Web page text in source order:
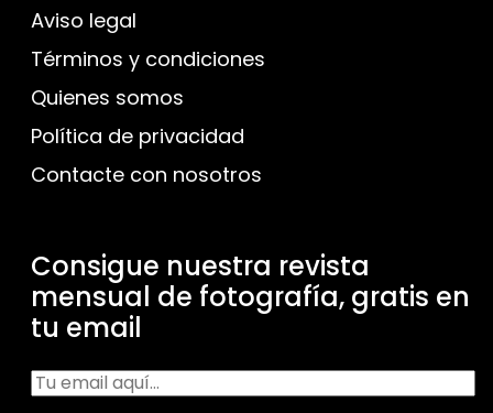
Aviso legal
Términos y condiciones
Quienes somos
Política de privacidad
Contacte con nosotros
Consigue nuestra revista
mensual de fotografía, gratis en
tu email